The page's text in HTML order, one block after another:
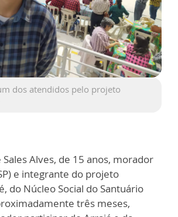
dos atendidos pelo projeto
Sales Alves, de 15 anos, morador
e integrante do projeto
do Núcleo Social do Santuário
três meses,